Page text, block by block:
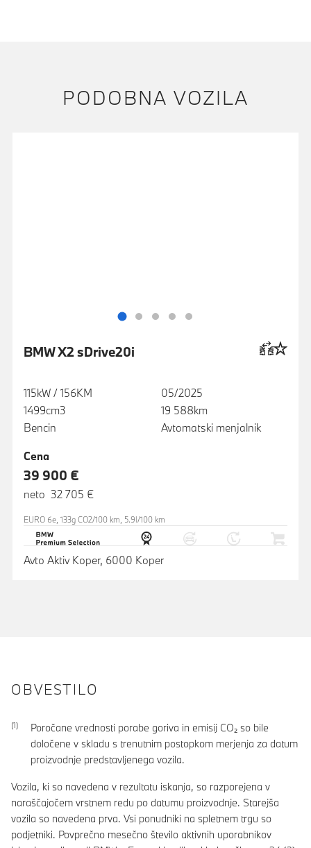
PODOBNA VOZILA
BMW X2 sDrive20i
115kW / 156KM
1499cm3
Bencin
05/2025
19 588km
Avtomatski menjalnik
Cena
39 900 €
neto 32 705 €
EURO 6e, 133g CO2/100 km, 5.9l/100 km
Avto Aktiv Koper, 6000 Koper
OBVESTILO
Poročane vrednosti porabe goriva in emisij CO₂ so bile
določene v skladu s trenutnim postopkom merjenja za datum
proizvodnje predstavljenega vozila.
Vozila, ki so navedena v rezultatu iskanja, so razporejena v
naraščajočem vrstnem redu po datumu proizvodnje. Starejša
vozila so navedena prva. Vsi ponudniki na spletnem trgu so
podjetniki. Povprečno mesečno število aktivnih uporabnikov